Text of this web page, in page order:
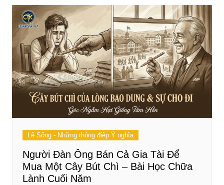
Lẽ Sống - Những thông điệp Ý nghĩa
Người Đàn Ông Bán Cả Gia Tài Để
Mua Một Cây Bút Chì – Bài Học Chữa
Lành Cuối Năm